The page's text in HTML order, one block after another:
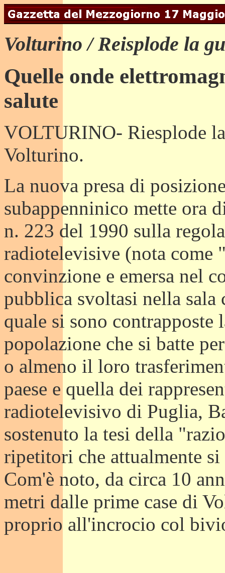
Volturino / Reisplode la
Quelle onde
salute
VOLTURINO- Riesplode
Volturino.
La nuova presa di
subappenninico mette ora
n. 223 del 1990 sulla
radiotelevisive (nota come
convinzione e emersa nel
pubblica svoltasi nella
quale si sono
popolazione che si batte
o almeno il loro
paese e quella dei
radiotelevisivo di Puglia,
sostenuto la tesi della
ripetitori che attualmente
Com'è noto, da circa 10
metri dalle prime case di
proprio all'incrocio col